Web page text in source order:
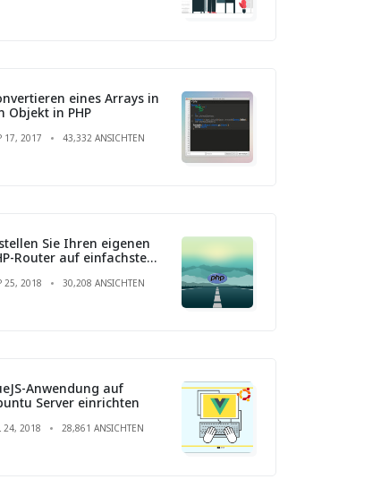
eines Arrays in
Objekt in PHP
17, 2017 43,332 ANSICHTEN
Sie Ihren eigenen
Router auf einfachste
25, 2018 30,208 ANSICHTEN
Anwendung auf
Server einrichten
24, 2018 28,861 ANSICHTEN